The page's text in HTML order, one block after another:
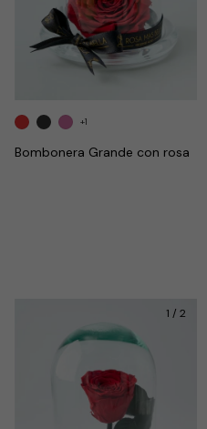
Bombonera Grande con rosa
+1
1 / 2